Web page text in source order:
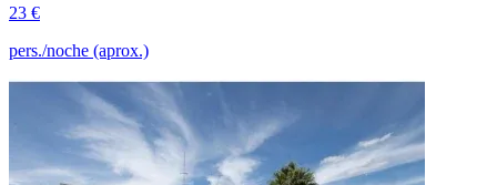
23 €
pers./noche (aprox.)